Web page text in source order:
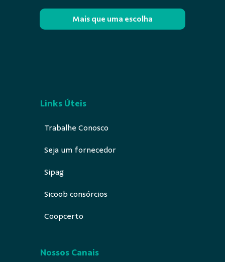
Mais que uma escolha
Links Úteis
Trabalhe Conosco
Seja um fornecedor
Sipag
Sicoob consórcios
Coopcerto
Nossos Canais